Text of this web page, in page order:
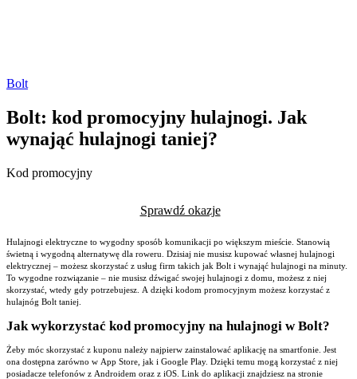
Bolt
Bolt: kod promocyjny hulajnogi. Jak
wynająć hulajnogi taniej?
Kod promocyjny
Sprawdź okazje
Hulajnogi elektryczne to wygodny sposób komunikacji po większym mieście. Stanowią
świetną i wygodną alternatywę dla roweru. Dzisiaj nie musisz kupować własnej hulajnogi
elektrycznej – możesz skorzystać z usług firm takich jak Bolt i wynająć hulajnogi na minuty.
To wygodne rozwiązanie – nie musisz dźwigać swojej hulajnogi z domu, możesz z niej
skorzystać, wtedy gdy potrzebujesz. A dzięki kodom promocyjnym możesz korzystać z
hulajnóg Bolt taniej.
Jak wykorzystać kod promocyjny na hulajnogi w Bolt?
Żeby móc skorzystać z kuponu należy najpierw zainstalować aplikację na smartfonie. Jest
ona dostępna zarówno w App Store, jak i Google Play. Dzięki temu mogą korzystać z niej
posiadacze telefonów z Androidem oraz z iOS. Link do aplikacji znajdziesz na stronie